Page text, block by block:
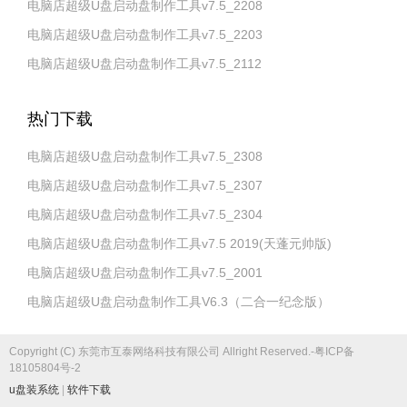
电脑店超级U盘启动盘制作工具v7.5_2208
电脑店超级U盘启动盘制作工具v7.5_2203
电脑店超级U盘启动盘制作工具v7.5_2112
热门下载
电脑店超级U盘启动盘制作工具v7.5_2308
电脑店超级U盘启动盘制作工具v7.5_2307
电脑店超级U盘启动盘制作工具v7.5_2304
电脑店超级U盘启动盘制作工具v7.5 2019(天蓬元帅版)
电脑店超级U盘启动盘制作工具v7.5_2001
电脑店超级U盘启动盘制作工具V6.3（二合一纪念版）
Copyright (C) 东莞市互泰网络科技有限公司 Allright Reserved.-粤ICP备
18105804号-2
u盘装系统
软件下载